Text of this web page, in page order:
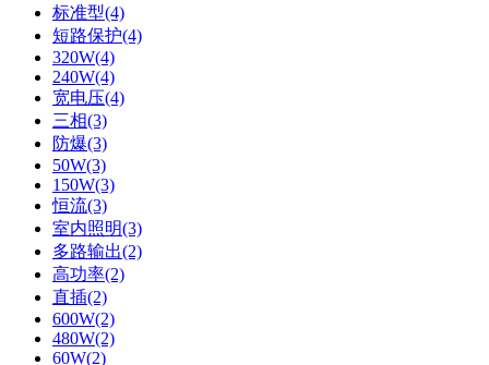
标准型(4)
短路保护(4)
320W(4)
240W(4)
宽电压(4)
三相(3)
防爆(3)
50W(3)
150W(3)
恒流(3)
室内照明(3)
多路输出(2)
高功率(2)
直插(2)
600W(2)
480W(2)
60W(2)